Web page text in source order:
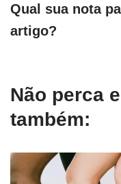
Qual sua nota
artigo?
Não perca
também: